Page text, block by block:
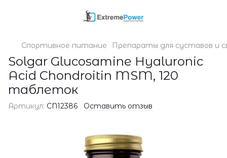
Спортивное питание Препараты для суставов и
Solgar Glucosamine Hyaluronic
Acid Chondroitin MSM, 120
таблеток
Артикул: CN12386 Оставить отзыв